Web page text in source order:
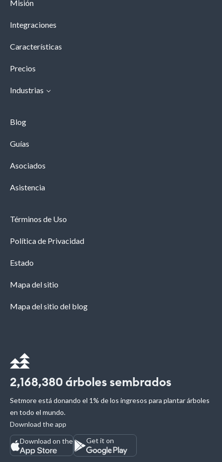
Misión
Integraciones
Características
Precios
Industrias
Blog
Guías
Asociados
Asistencia
Términos de Uso
Política de Privacidad
Estado
Mapa del sitio
Mapa del sitio del blog
2,168,380 árboles sembrados
Setmore está donando el 1% de los ingresos para plantar árboles
en todo el mundo.
Download the app
Download on the
Get it on